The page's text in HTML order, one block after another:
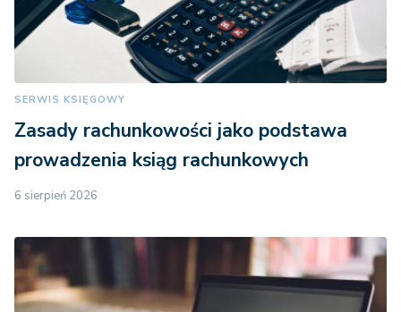
SERWIS KSIĘGOWY
Zasady rachunkowości jako podstawa
prowadzenia ksiąg rachunkowych
6 sierpień 2026